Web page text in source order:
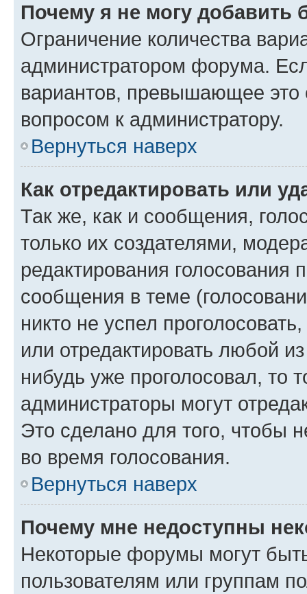
Почему я не могу добавить
Ограничение количества
администратором форума.
вариантов, превышающее это
вопросом к администратору.
Вернуться наверх
Как отредактировать или
Так же, как и сообщения,
только их создателями,
редактирования голосования
сообщения в теме
никто не успел
или отредактировать любой
нибудь уже проголосовал, то
администраторы могут
Это сделано для того, чтобы
во время голосования.
Вернуться наверх
Почему мне недоступны
Некоторые форумы могут
пользователям или группам